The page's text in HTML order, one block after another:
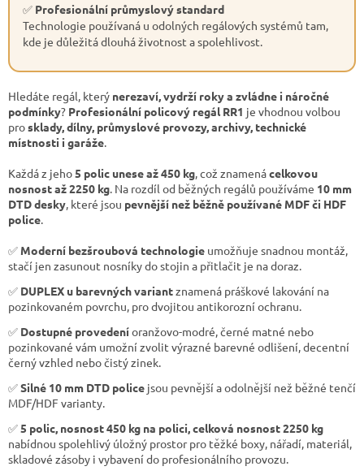
✅ Profesionální průmyslový standard
Technologie používaná u odolných regálových systémů tam,
kde je důležitá dlouhá životnost a spolehlivost.
Hledáte regál, který nerezaví, vydrží roky a zvládne i náročné
podmínky? Profesionální policový regál RR1 je vhodnou volbou
prosklady, dílny, průmyslové provozy, archivy, technické
místnosti i garáže.
Každá z jeho5 polic unese až 450 kg, což znamenácelkovou
nosnost až 2250 kg. Na rozdíl od běžných regálů používáme 10 mm
DTD desky, které jsou pevnější než běžně používané MDF či HDF
police.
✅ Moderní bezšroubová technologie umožňuje snadnou montáž,
stačí jen zasunout nosníky do stojin a přitlačit je na doraz.
✅ DUPLEX u barevných variantznamená práškové lakování na
pozinkovaném povrchu, pro dvojitou antikorozní ochranu.
✅ Dostupné provedeníoranžovo-modré, černé matné nebo
pozinkované vám umožní zvolit výrazné barevné odlišení, decentní
černý vzhled nebo čistý zinek.
✅Silné 10 mm DTD police jsou pevnější a odolnější než běžné tenčí
MDF/HDF varianty.
✅5 polic, nosnost 450 kg na polici, celková nosnost 2250 kg
nabídnou spolehlivý úložný prostor pro těžké boxy, nářadí, materiál,
skladové zásoby i vybavení do profesionálního provozu.